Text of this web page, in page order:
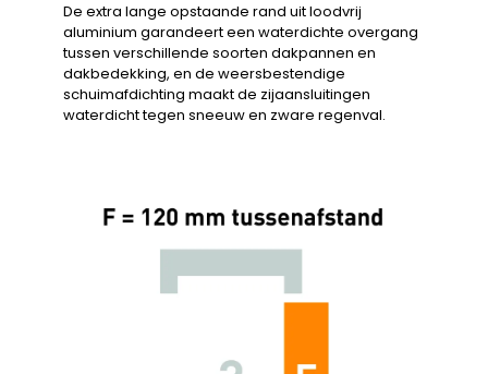
De extra lange opstaande rand uit loodvrij
aluminium garandeert een waterdichte overgang
tussen verschillende soorten dakpannen en
dakbedekking, en de weersbestendige
schuimafdichting maakt de zijaansluitingen
waterdicht tegen sneeuw en zware regenval.